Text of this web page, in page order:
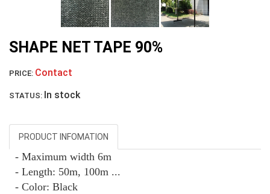
SHAPE NET TAPE 90%
PRICE: Contact
STATUS: In stock
PRODUCT INFOMATION
- Maximum width 6m
- Length: 50m, 100m ...
- Color: Black